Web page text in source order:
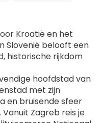
Kroatië en het
Slovenië belooft een
historische rijkdom
hoofdstad van
met zijn
en bruisende sfeer
Zagreb reis je